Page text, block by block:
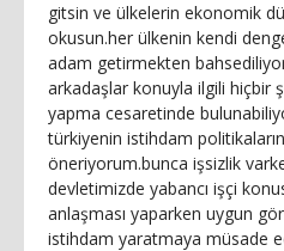
gitsin ve ülkelerin ekonomik
okusun.her ülkenin kendi
adam getirmekten
arkadaşlar konuyla ilgili hiçbir
yapma cesaretinde
türkiyenin istihdam
öneriyorum.bunca işsizlik
devletimizde yabancı işçi
anlaşması yaparken uygun
istihdam yaratmaya müsade